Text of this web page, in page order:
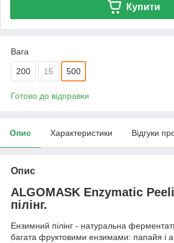
Купити
Вага
200 15 500
Готово до відправки
Опис Характеристики Відгуки
Опис
ALGOMASK Enzymatic
пілінг.
Ензимний пілінг - натуральна
багата фруктовими ензимами: папайя і